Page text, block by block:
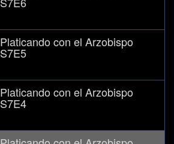
Platicando con el Arzobispo
S7E5
Platicando con el Arzobispo
S7E4